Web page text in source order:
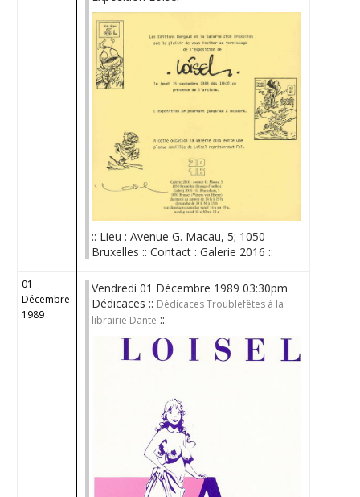
:: Lieu : Avenue G. Macau, 5; 1050
Bruxelles :: Contact : Galerie 2016 ::
01
Décembre
1989
Vendredi 01 Décembre 1989 03:30pm
Dédicaces :: Dédicaces Troublefêtes à la
librairie Dante ::